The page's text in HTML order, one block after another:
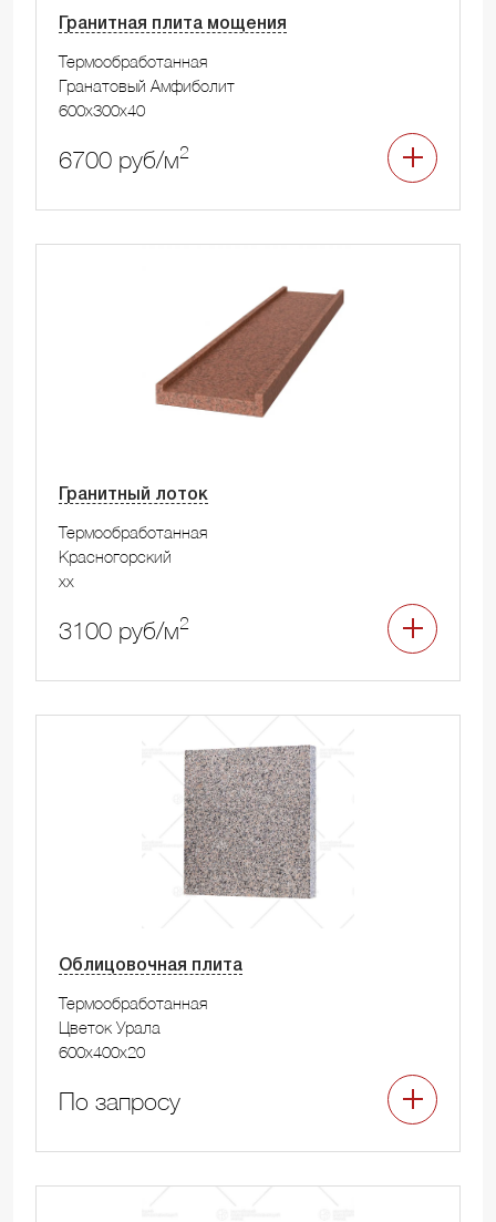
Гранитная плита мощения
Термообработанная
Гранатовый Амфиболит
600x300x40
6700 руб/м2
Гранитный лоток
Термообработанная
Красногорский
xx
3100 руб/м2
Облицовочная плита
Термообработанная
Цветок Урала
600x400x20
По запросу